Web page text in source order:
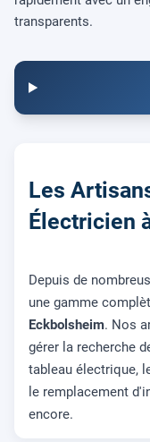
transparents.
Les
Électricien
Depuis de
une gamme
Eckbolsheim. Nos
gérer la recherche
tableau électrique,
le remplacement
encore.